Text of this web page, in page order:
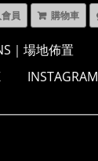
員 購物車
｜場地佈置
INSTAGRAM